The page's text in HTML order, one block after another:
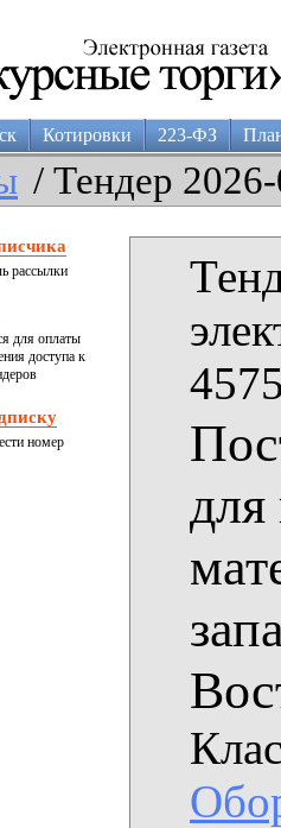
Котировки 223-ФЗ
/ Тендер
рассылки
для оплаты
доступа к
номер
для